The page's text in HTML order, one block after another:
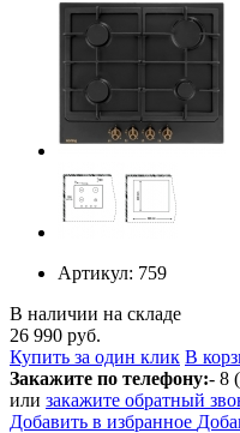
Артикул: 759
В наличии на складе
26 990 руб.
Купить за один клик В
Закажите по телефону:- 8
или закажите обратный
Добавить в избранное